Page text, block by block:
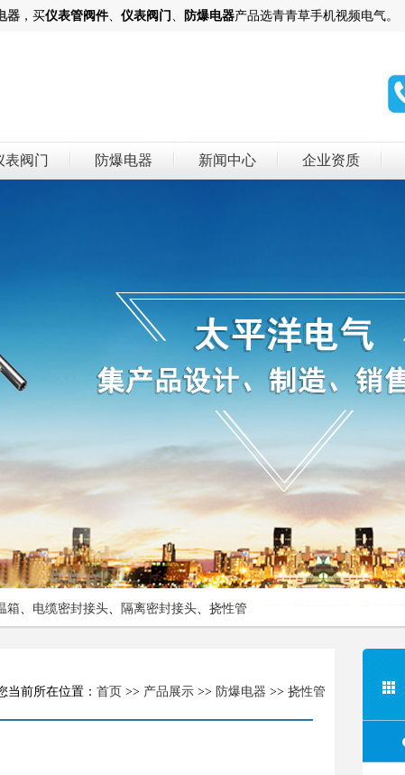
器 ，买仪表管阀件、 仪表阀门 、 防爆电器产品选青青草手机视频电气。
表阀门 防爆电器 新闻中心 企业资质
箱、 电缆密封接头、 隔离密封接头、 挠性管
当前所在位置： 首页 >> 产品展示 >> 防爆电器 >> 挠性管